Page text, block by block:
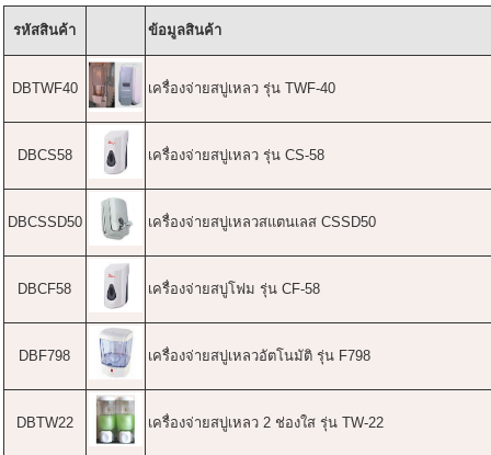
รหัสสินค้า ข้อมูลสินค้า
DBTWF40 เครื่องจ่ายสบู่เหลว รุ่น TWF-40
DBCS58 เครื่องจ่ายสบู่เหลว รุ่น CS-58
DBCSSD50 เครื่องจ่ายสบู่เหลวสแตนเลส CSSD50
DBCF58 เครื่องจ่ายสบู่โฟม รุ่น CF-58
DBF798 เครื่องจ่ายสบู่เหลวอัตโนมัติ รุ่น F798
DBTW22 เครื่องจ่ายสบู่เหลว 2 ช่องใส รุ่น TW-22